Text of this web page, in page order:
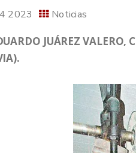
2023 Noticias
JUÁREZ